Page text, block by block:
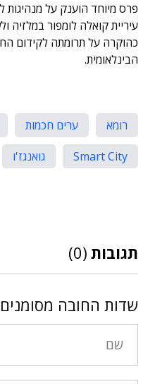
פרס מיוחד הוענק על מנהיגות ל
עיריית קואלה לומפור במלזיה
כהוקרה על תרומתה לקידום
הבינלאומית.
רומא ערים חכמות
Smart City
גואנגז'ו
תגובות (0)
שדות החובה מסומנים